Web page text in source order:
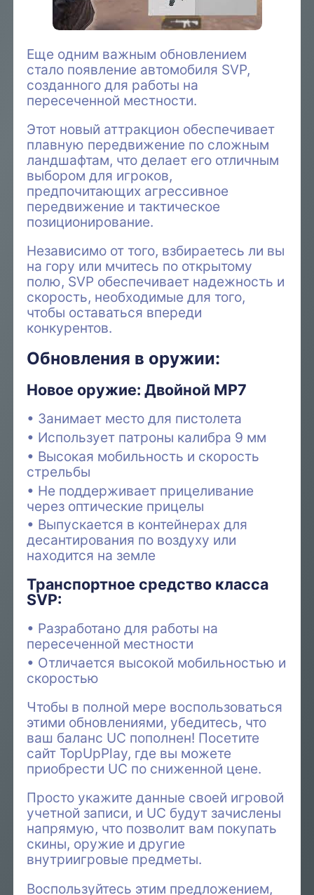
Еще одним важным обновлением
стало появление автомобиля SVP,
созданного для работы на
пересеченной местности.
Этот новый аттракцион обеспечивает
плавную передвижение по сложным
ландшафтам, что делает его отличным
выбором для игроков,
предпочитающих агрессивное
передвижение и тактическое
позиционирование.
Независимо от того, взбираетесь ли вы
на гору или мчитесь по открытому
полю, SVP обеспечивает надежность и
скорость, необходимые для того,
чтобы оставаться впереди
конкурентов.
Обновления в оружии:
Новое оружие: Двойной MP7
Занимает место для пистолета
Использует патроны калибра 9 мм
Высокая мобильность и скорость
стрельбы
Не поддерживает прицеливание
через оптические прицелы
Выпускается в контейнерах для
десантирования по воздуху или
находится на земле
Транспортное средство класса
SVP:
Разработано для работы на
пересеченной местности
Отличается высокой мобильностью и
скоростью
Чтобы в полной мере воспользоваться
этими обновлениями, убедитесь, что
ваш баланс UC пополнен! Посетите
сайт TopUpPlay, где вы можете
приобрести UC по сниженной цене.
Просто укажите данные своей игровой
учетной записи, и UC будут зачислены
напрямую, что позволит вам покупать
скины, оружие и другие
внутриигровые предметы.
Воспользуйтесь этим предложением,